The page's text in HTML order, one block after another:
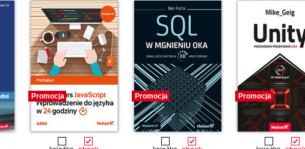
Promocja Promocja Promocja